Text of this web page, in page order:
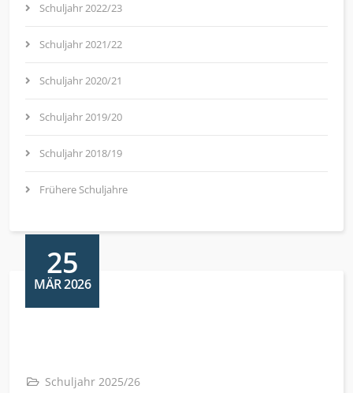
Schuljahr 2022/23
Schuljahr 2021/22
Schuljahr 2020/21
Schuljahr 2019/20
Schuljahr 2018/19
Frühere Schuljahre
25
MÄR 2026
Schuljahr 2025/26